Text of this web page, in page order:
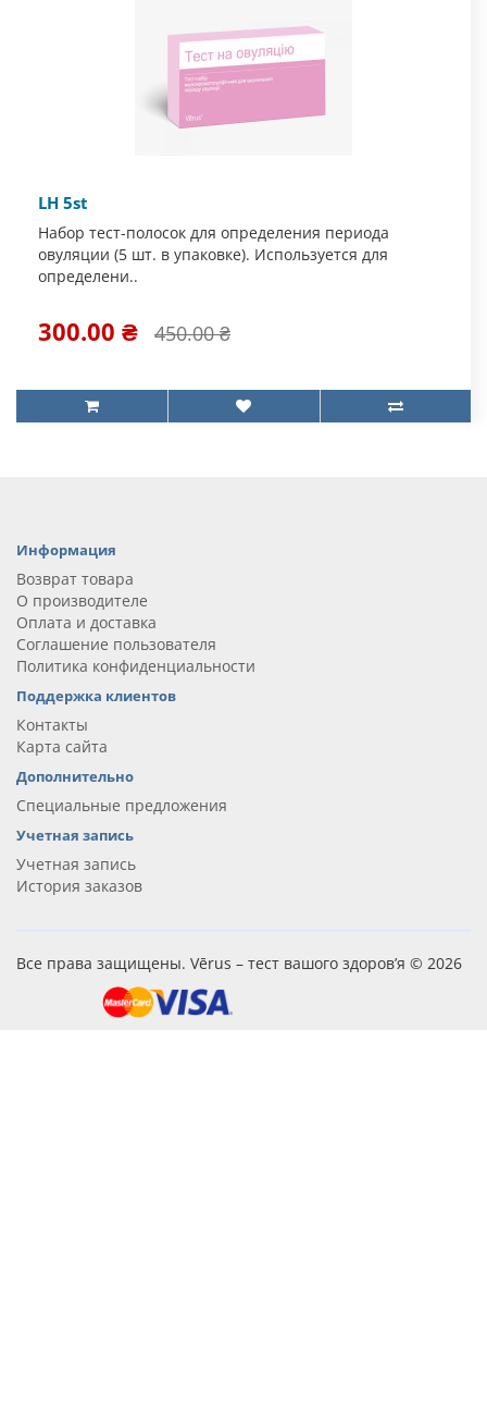
LH 5st
Набор тест-полосок для определения периода
овуляции (5 шт. в упаковке). Используется для
определени..
300.00 ₴ 450.00 ₴
Информация
Возврат товара
О производителе
Оплата и доставка
Соглашение пользователя
Политика конфиденциальности
Поддержка клиентов
Контакты
Карта сайта
Дополнительно
Специальные предложения
Учетная запись
Учетная запись
История заказов
Все права защищены. Vērus – тест вашого здоров’я © 2026